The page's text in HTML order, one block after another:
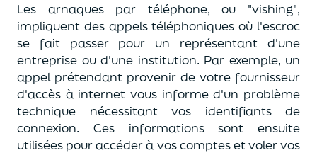
Les arnaques par téléphone, ou "vishing",
impliquent des appels téléphoniques où l'escroc
se fait passer pour un représentant d'une
entreprise ou d'une institution. Par exemple, un
appel prétendant provenir de votre fournisseur
d'accès à internet vous informe d'un problème
technique nécessitant vos identifiants de
connexion. Ces informations sont ensuite
utilisées pour accéder à vos comptes et voler vos